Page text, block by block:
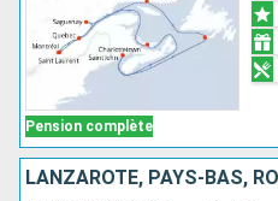
Pension complète